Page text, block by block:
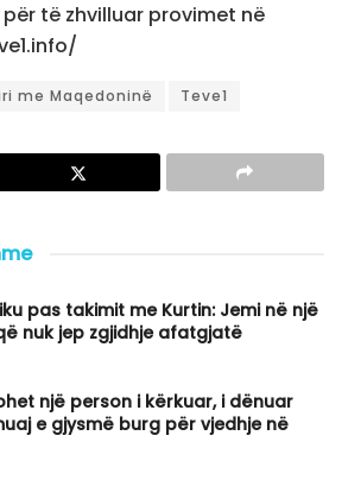
të zhvilluar provimet në
me Maqedoninë Teve1
pas takimit me Kurtin: Jemi në një
nuk jep zgjidhje afatgjatë
një person i kërkuar, i dënuar
e gjysmë burg për vjedhje në